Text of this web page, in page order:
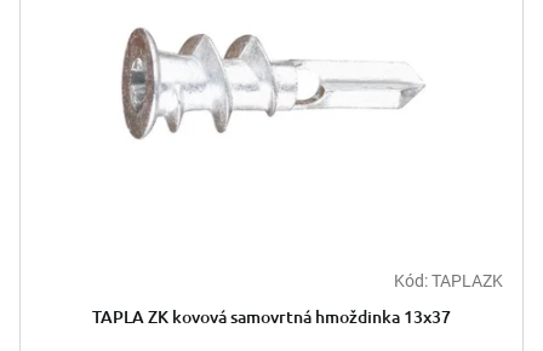
Kód:TAPLAZK
TAPLA ZK kovová samovrtná hmoždinka 13x37